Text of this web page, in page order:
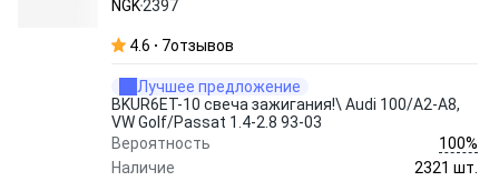
NGK2397
4.6 7отзывов
Лучшее предложение
BKUR6ET-10 свеча зажигания!\ Audi 100/A2-A8,
VW Golf/Passat 1.4-2.8 93-03
Вероятность
100%
Наличие
2321 шт.